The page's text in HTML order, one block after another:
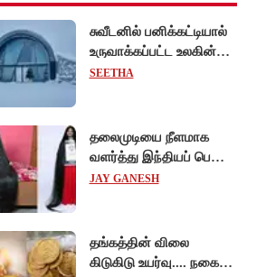
சுவீடனில் பனிக்கட்டியால்
உருவாக்கப்பட்ட உலகின்
முதல் 'ஐஸ் ஓட்டல்'!
SEETHA
தலைமுடியை நீளமாக
வளர்த்து இந்தியப் பெண்
கின்னஸ் சாதனை!
JAY GANESH
தங்கத்தின் விலை
கிடுகிடு உயர்வு.... நகைப்